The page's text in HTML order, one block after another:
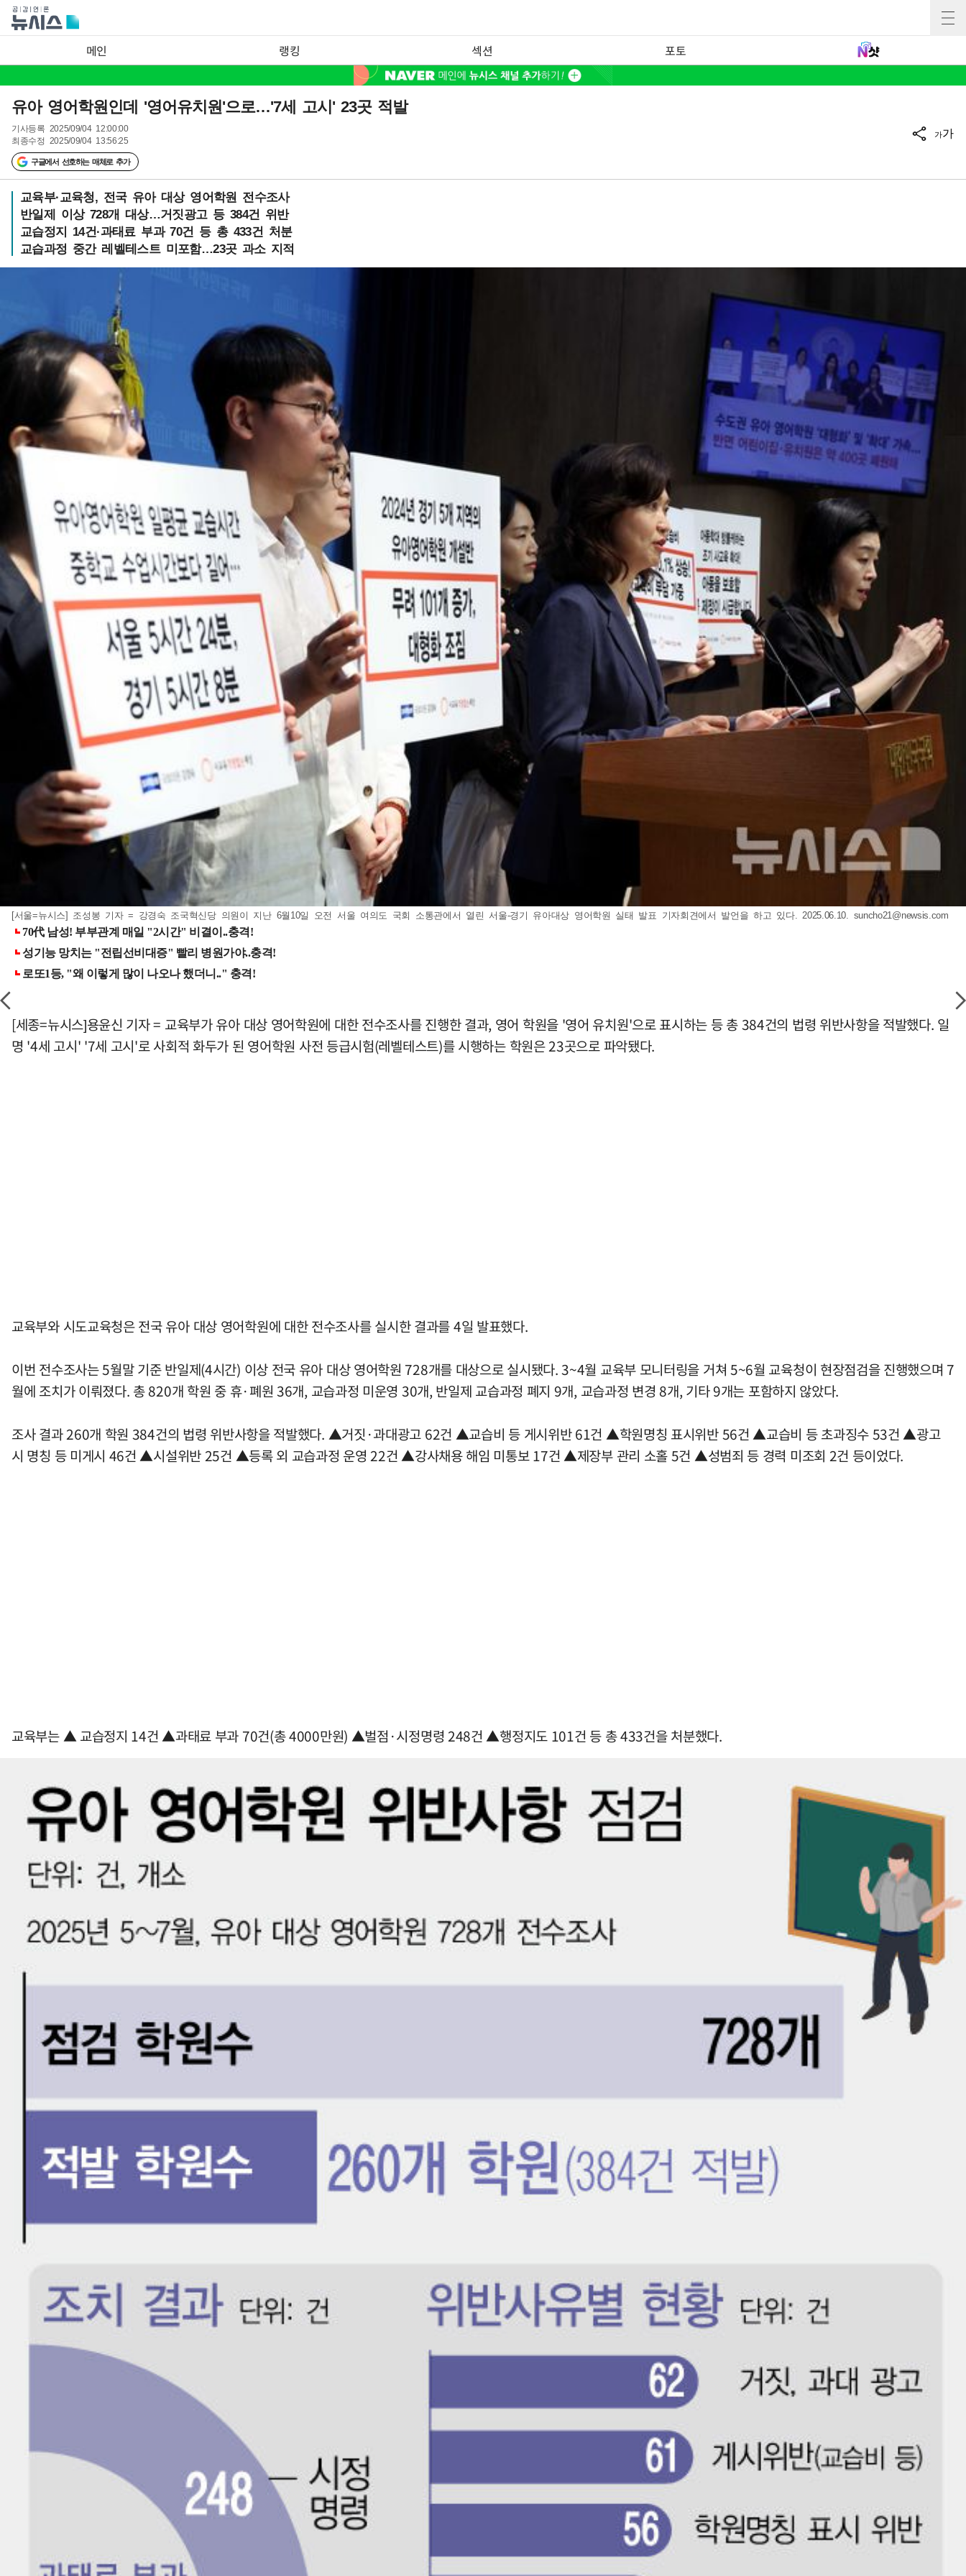
메인 랭킹 섹션 포토
유아 영어학원인데 '영어유치원'으로…'7세 고시' 23곳 적발
기사등록 2025/09/04 12:00:00
최종수정 2025/09/04 13:56:25
구글에서 선호하는 매체로 추가
가가
교육부·교육청, 전국 유아 대상 영어학원 전수조사
반일제 이상 728개 대상…거짓광고 등 384건 위반
교습정지 14건·과태료 부과 70건 등 총 433건 처분
교습과정 중간 레벨테스트 미포함…23곳 과소 지적
[서울=뉴시스] 조성봉 기자 = 강경숙 조국혁신당 의원이 지난 6월10일 오전 서울 여의도 국회 소통관에서 열린 서울-경기 유아대상 영어학원 실태 발표 기자회견에서 발언을 하고 있다. 2025.06.10. suncho21@newsis.com
[세종=뉴시스]용윤신 기자 = 교육부가 유아 대상 영어학원에 대한 전수조사를 진행한 결과, 영어 학원을 '영어 유치원'으로 표시하는 등 총 384건의 법령 위반사항을 적발했다. 일
명 '4세 고시' '7세 고시'로 사회적 화두가 된 영어학원 사전 등급시험(레벨테스트)를 시행하는 학원은 23곳으로 파악됐다.
교육부와 시도교육청은 전국 유아 대상 영어학원에 대한 전수조사를 실시한 결과를 4일 발표했다.
이번 전수조사는 5월말 기준 반일제(4시간) 이상 전국 유아 대상 영어학원 728개를 대상으로 실시됐다. 3~4월 교육부 모니터링을 거쳐 5~6월 교육청이 현장점검을 진행했으며 7
월에 조치가 이뤄졌다. 총 820개 학원 중 휴·폐원 36개, 교습과정 미운영 30개, 반일제 교습과정 폐지 9개, 교습과정 변경 8개, 기타 9개는 포함하지 않았다.
조사 결과 260개 학원 384건의 법령 위반사항을 적발했다. ▲거짓·과대광고 62건 ▲교습비 등 게시위반 61건 ▲학원명칭 표시위반 56건 ▲교습비 등 초과징수 53건 ▲광고
시 명칭 등 미게시 46건 ▲시설위반 25건 ▲등록 외 교습과정 운영 22건 ▲강사채용 해임 미통보 17건 ▲제장부 관리 소홀 5건 ▲성범죄 등 경력 미조회 2건 등이었다.
교육부는 ▲ 교습정지 14건 ▲과태료 부과 70건(총 4000만원) ▲벌점·시정명령 248건 ▲행정지도 101건 등 총 433건을 처분했다.